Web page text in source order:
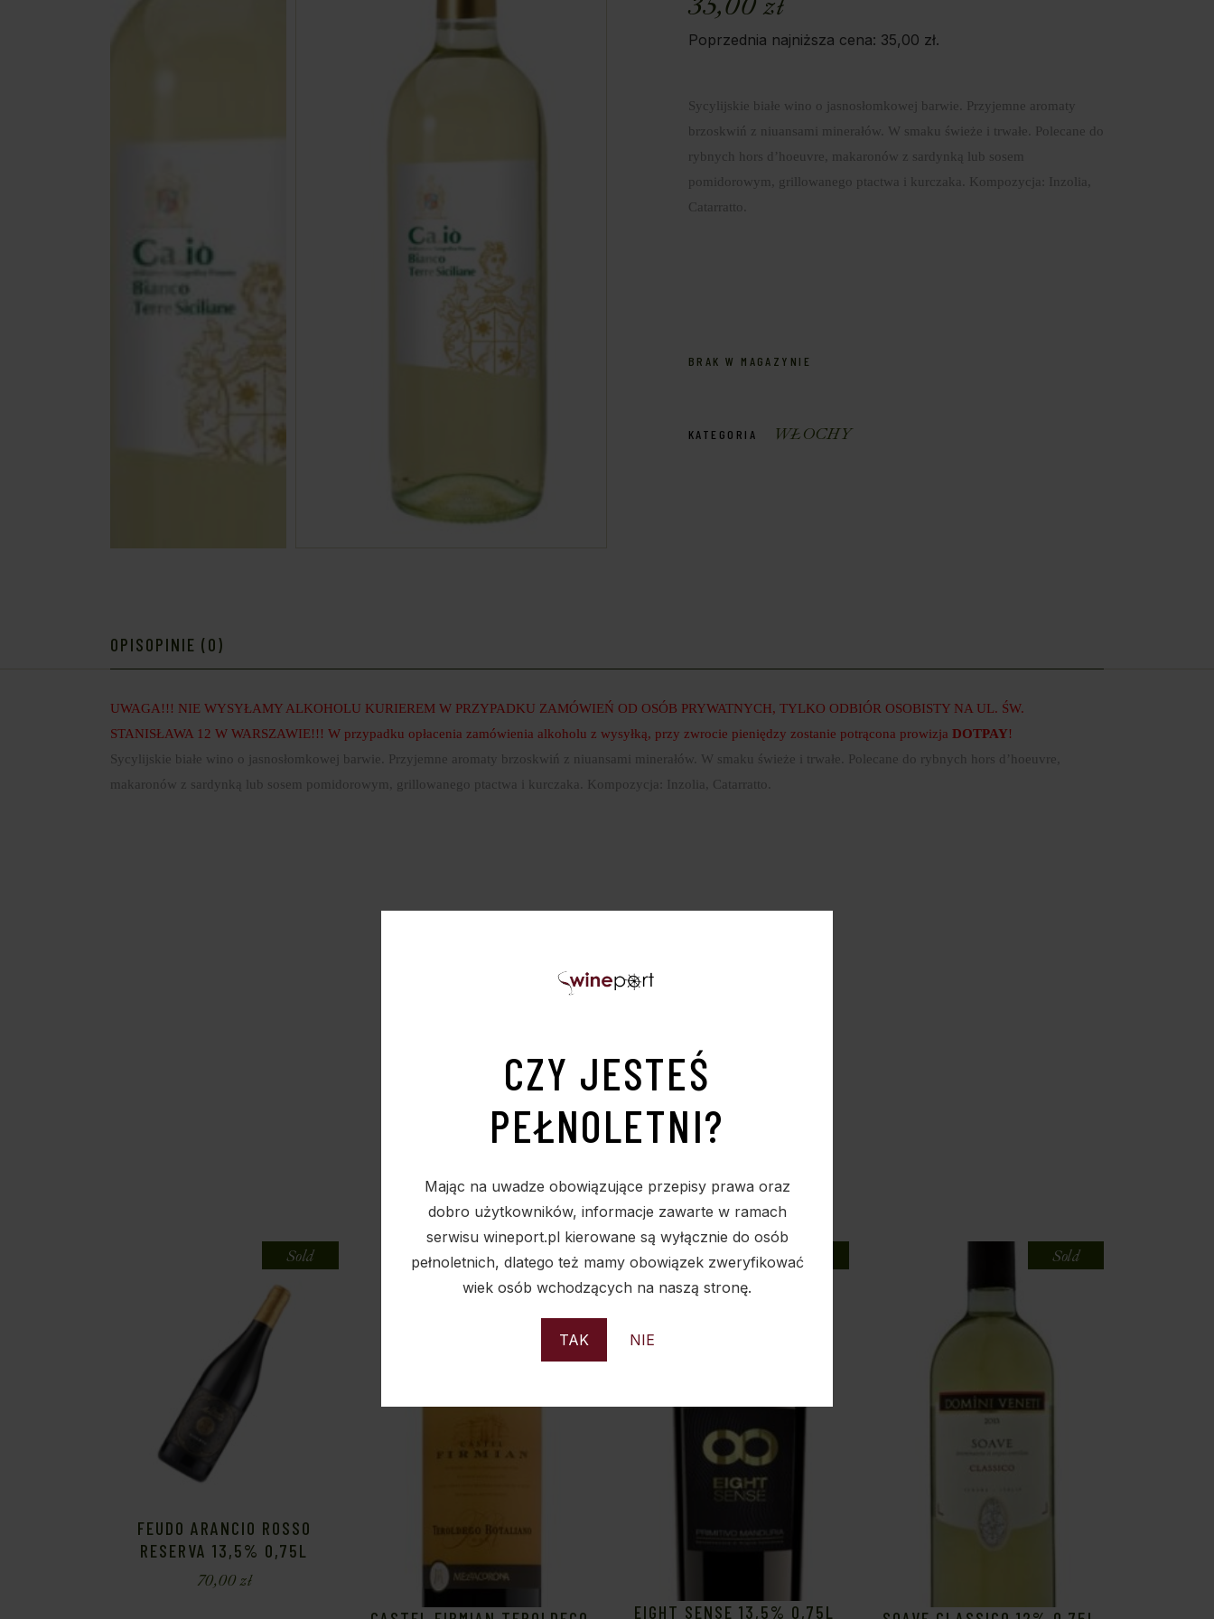
CZY JESTEŚ
PEŁNOLETNI?
Mając na uwadze obowiązujące przepisy prawa oraz
dobro użytkowników, informacje zawarte w ramach
serwisu wineport.pl kierowane są wyłącznie do osób
pełnoletnich, dlatego też mamy obowiązek zweryfikować
wiek osób wchodzących na naszą stronę.
TAK NIE
Poprzednia najniższa cena: 35,00 zł.
Sycylijskie białe wino o jasnosłomkowej barwie. Przyjemne aromaty
brzoskwiń z niuansami minerałów. W smaku świeże i trwałe. Polecane do
rybnych hors d’hoeuvre, makaronów z sardynką lub sosem
pomidorowym, grillowanego ptactwa i kurczaka. Kompozycja: Inzolia,
Catarratto.
BRAK W MAGAZYNIE
KATEGORIA WŁOCHY
OPISOPINIE (0)
UWAGA!!! NIE WYSYŁAMY ALKOHOLU KURIEREM W PRZYPADKU ZAMÓWIEŃ OD OSÓB PRYWATNYCH, TYLKO ODBIÓR OSOBISTY NA UL. ŚW.
STANISŁAWA 12 W WARSZAWIE!!! W przypadku opłacenia zamówienia alkoholu z wysyłką, przy zwrocie pieniędzy zostanie potrącona prowizja DOTPAY!
Sycylijskie białe wino o jasnosłomkowej barwie. Przyjemne aromaty brzoskwiń z niuansami minerałów. W smaku świeże i trwałe. Polecane do rybnych hors d’hoeuvre,
makaronów z sardynką lub sosem pomidorowym, grillowanego ptactwa i kurczaka. Kompozycja: Inzolia, Catarratto.
PODOBNE PRODUKTY
Sold
FEUDO ARANCIO ROSSO
RESERVA 13,5% 0,75L
70,00zł
Sold Sold
EIGHT SENSE 13,5% 0,75L
Sold